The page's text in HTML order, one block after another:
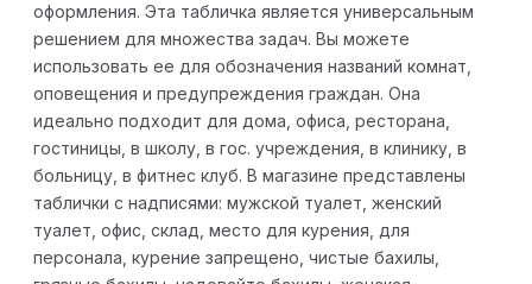
оформления. Эта табличка является универсальным
решением для множества задач. Вы можете
использовать ее для обозначения названий комнат,
оповещения и предупреждения граждан. Она
идеально подходит для дома, офиса, ресторана,
гостиницы, в школу, в гос. учреждения, в клинику, в
больницу, в фитнес клуб. В магазине представлены
таблички с надписями: мужской туалет, женский
туалет, офис, склад, место для курения, для
персонала, курение запрещено, чистые бахилы,